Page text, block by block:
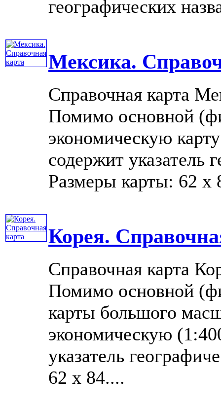
географических
Мексика.
Справочная карта
Помимо основной
экономическую
содержит указатель
Размеры карты: 62 x
Корея.
Справочная карта
Помимо основной
карты большого
экономическую
указатель
62 x 84....